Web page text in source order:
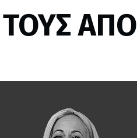
ΑΠΟ